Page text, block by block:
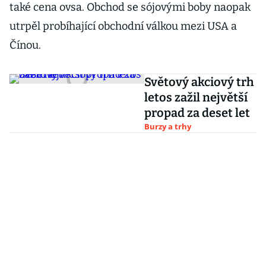
také cena ovsa. Obchod se sójovými boby naopak
utrpěl probíhající obchodní válkou mezi USA a
Čínou.
Světový akciový trh
letos zažil největší
propad za deset let
Burzy a trhy